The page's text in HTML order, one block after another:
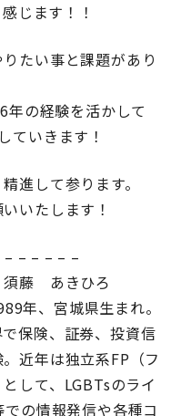
じます！！
たい事と課題があり
年の経験を活かして
ていきます！
進して参ります。
いたします！
– – – – –
須藤 あきひろ
年、宮城県生まれ。
保険、証券、投資信
近年は独立系FP（フ
して、LGBTsのライ
の情報発信や各種コ